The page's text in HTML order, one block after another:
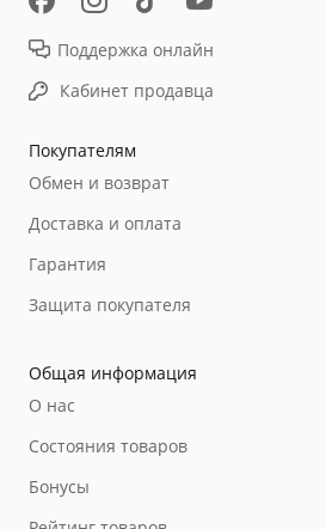
Покупателям
Обмен и возврат
Доставка и оплата
Гарантия
Защита покупателя
Общая информация
О нас
Состояния товаров
Бонусы
Поддержка онлайн
Кабинет продавца